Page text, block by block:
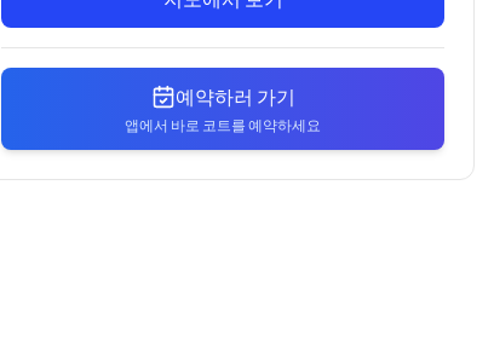
예약하러 가기
앱에서 바로 코트를 예약하세요